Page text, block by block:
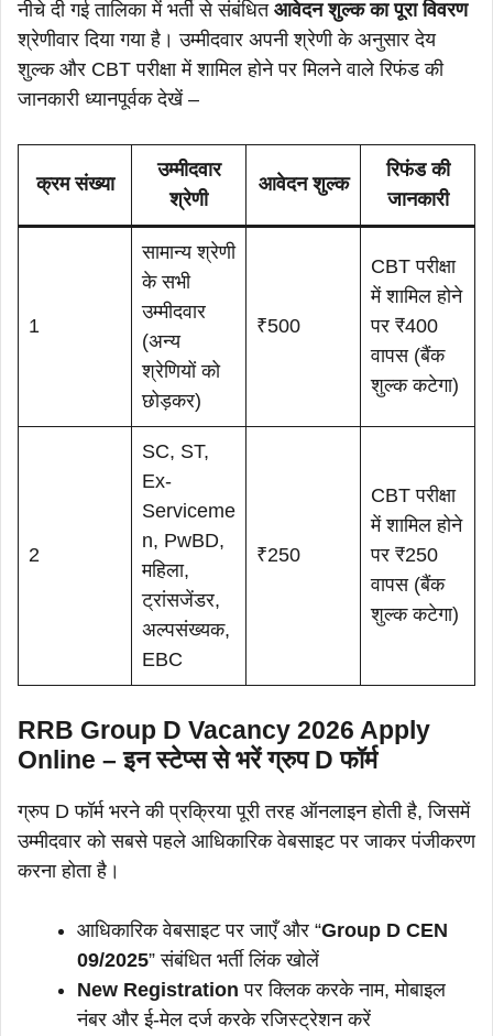
नीचे दी गई तालिका में भर्ती से संबंधित आवेदन शुल्क का पूरा विवरण
श्रेणीवार दिया गया है। उम्मीदवार अपनी श्रेणी के अनुसार देय
शुल्क और CBT परीक्षा में शामिल होने पर मिलने वाले रिफंड की
जानकारी ध्यानपूर्वक देखें –
क्रम संख्या
उम्मीदवार
श्रेणी
आवेदन शुल्क
रिफंड की
जानकारी
1
सामान्य श्रेणी
के सभी
उम्मीदवार
(अन्य
श्रेणियों को
छोड़कर)
₹500
CBT परीक्षा
में शामिल होने
पर ₹400
वापस (बैंक
शुल्क कटेगा)
2
SC, ST,
Ex-
Serviceme
n, PwBD,
महिला,
ट्रांसजेंडर,
अल्पसंख्यक,
EBC
₹250
CBT परीक्षा
में शामिल होने
पर ₹250
वापस (बैंक
शुल्क कटेगा)
RRB Group D Vacancy 2026 Apply
Online – इन स्टेप्स से भरें ग्रुप D फॉर्म
ग्रुप D फॉर्म भरने की प्रक्रिया पूरी तरह ऑनलाइन होती है, जिसमें
उम्मीदवार को सबसे पहले आधिकारिक वेबसाइट पर जाकर पंजीकरण
करना होता है।
आधिकारिक वेबसाइट पर जाएँ और “Group D CEN
09/2025” संबंधित भर्ती लिंक खोलें
New Registration पर क्लिक करके नाम, मोबाइल
नंबर और ई-मेल दर्ज करके रजिस्ट्रेशन करें